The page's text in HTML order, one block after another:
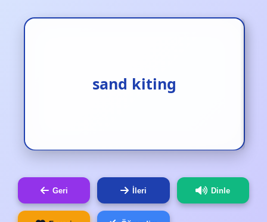
sand kiting
kum uçurtması
Geri İleri Dinle